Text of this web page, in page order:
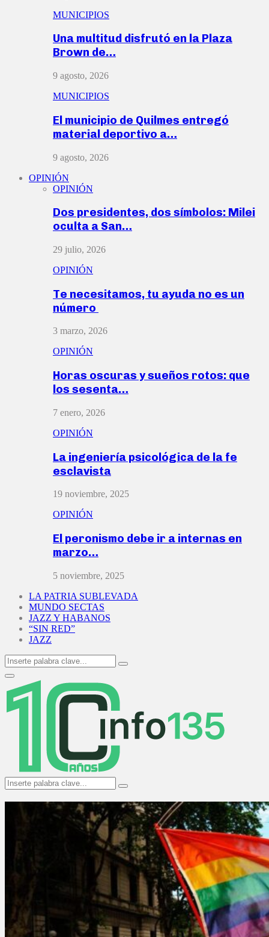
MUNICIPIOS
Una multitud disfrutó en la Plaza
Brown de…
9 agosto, 2026
MUNICIPIOS
El municipio de Quilmes entregó
material deportivo a…
9 agosto, 2026
OPINIÓN
OPINIÓN
Dos presidentes, dos símbolos: Milei
oculta a San…
29 julio, 2026
OPINIÓN
Te necesitamos, tu ayuda no es un
número
3 marzo, 2026
OPINIÓN
Horas oscuras y sueños rotos: que
los sesenta…
7 enero, 2026
OPINIÓN
La ingeniería psicológica de la fe
esclavista
19 noviembre, 2025
OPINIÓN
El peronismo debe ir a internas en
marzo…
5 noviembre, 2025
LA PATRIA SUBLEVADA
MUNDO SECTAS
JAZZ Y HABANOS
“SIN RED”
JAZZ
Search
for:
Search
Primary
Menu
Search
for:
Search